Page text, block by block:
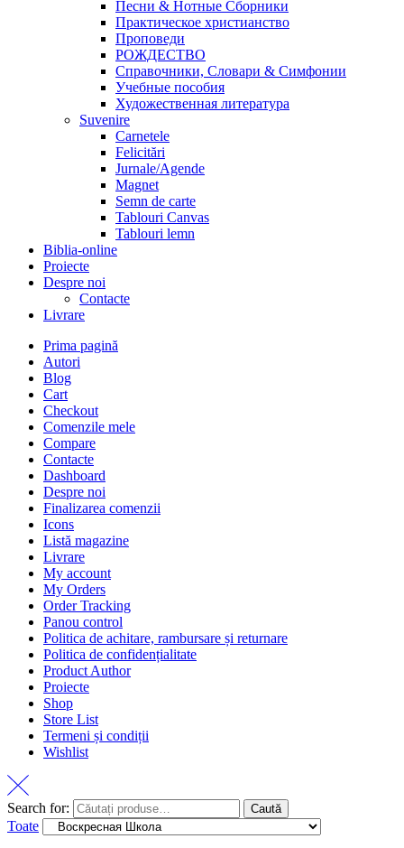
Песни & Нотные Сборники
Практическое христианство
Проповеди
РОЖДЕСТВО
Справочники, Словари & Симфонии
Учебные пособия
Художественная литература
Suvenire
Carnetele
Felicitări
Jurnale/Agende
Magnet
Semn de carte
Tablouri Canvas
Tablouri lemn
Biblia-online
Proiecte
Despre noi
Contacte
Livrare
Prima pagină
Autori
Blog
Cart
Checkout
Comenzile mele
Compare
Contacte
Dashboard
Despre noi
Finalizarea comenzii
Icons
Listă magazine
Livrare
My account
My Orders
Order Tracking
Panou control
Politica de achitare, rambursare și returnare
Politica de confidențialitate
Product Author
Proiecte
Shop
Store List
Termeni și condiții
Wishlist
Search for: Caută
Toate